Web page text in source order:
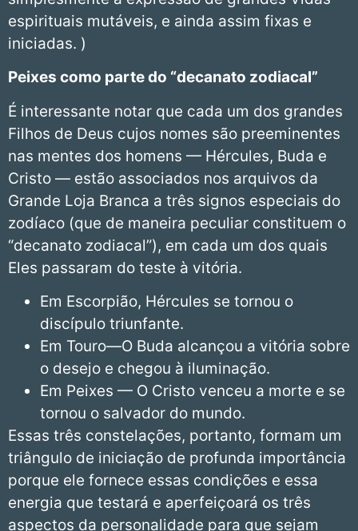
espirituais mutáveis, e ainda assim fixas e
iniciadas. )
Peixes como parte do “decanato zodiacal”
É interessante notar que cada um dos grandes
Filhos de Deus cujos nomes são preeminentes
nas mentes dos homens — Hércules, Buda e
Cristo — estão associados nos arquivos da
Grande Loja Branca a três signos especiais do
zodíaco (que de maneira peculiar constituem o
“decanato zodiacal”), em cada um dos quais
Eles passaram do teste à vitória.
Em Escorpião, Hércules se tornou o
discípulo triunfante.
Em Touro—O Buda alcançou a vitória sobre
o desejo e chegou à iluminação.
Em Peixes — O Cristo venceu a morte e se
tornou o salvador do mundo.
Essas três constelações, portanto, formam um
triângulo de iniciação de profunda importância
porque ele fornece essas condições e essa
energia que testará e aperfeiçoará os três
aspectos da personalidade para que sejam